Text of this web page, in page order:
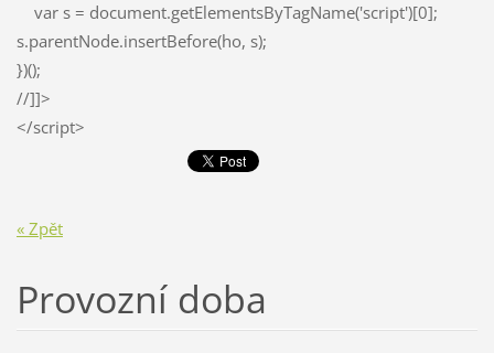
var s = document.getElementsByTagName('script')[0];
s.parentNode.insertBefore(ho, s);
})();
//]]>
</script>
« Zpět
Provozní doba